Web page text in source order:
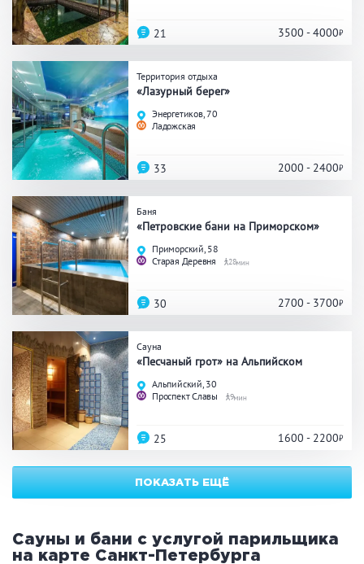
Заказ по меню
Удобства
На берегу водоема
Комната отдыха
Собственная парковка
Детская комната
ПРИМЕНИТЬ ФИЛЬТРЫ
3500 - 4000
21
Территория отдыха
«Лазурный берег»
Энергетиков, 70
Ладожская
2000 - 2400
33
Баня
«Петровские бани на Приморском»
Приморский, 58
Старая Деревня
28
2700 - 3700
30
Сауна
«Песчаный грот» на Альпийском
Альпийский, 30
Проспект Славы
9
1600 - 2200
25
ПОКАЗАТЬ ЕЩЁ
Сауны и бани с услугой парильщика
на карте Санкт-Петербурга